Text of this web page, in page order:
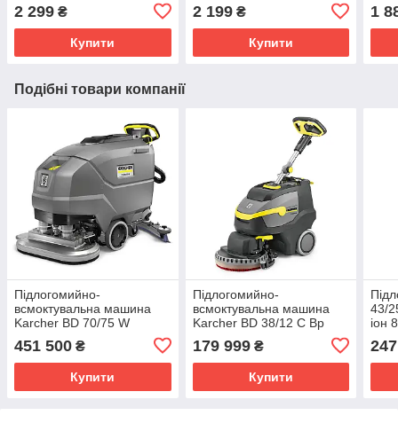
2 299 ₴
Купити
2 199₴
Купити
1
Подібні товари компанії
Підлогомийно-
всмоктувальна машина
Karcher BD 70/75 W
(1.127-019.0)
451 500 ₴
Купити
Підлогомийно-
всмоктувальна машина
Karcher BD 38/12 C Bp
179 999₴
Купити
43/
іон